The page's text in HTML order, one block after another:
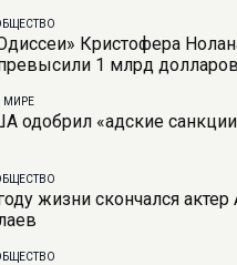
Кристофера
1 млрд долларов
МИРЕ
одобрил «адские
жизни скончался